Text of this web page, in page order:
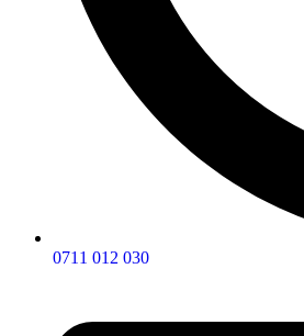
0711 012 030